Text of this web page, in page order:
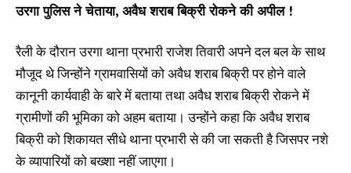
उरगा पुलिस ने चेताया, अवैध शराब बिक्री रोकने की अपील !
रैली के दौरान उरगा थाना प्रभारी राजेश तिवारी अपने दल बल के साथ
मौजूद थे जिन्होंने ग्रामवासियों को अवैध शराब बिक्री पर होने वाले
कानूनी कार्यवाही के बारे में बताया तथा अवैध शराब बिक्री रोकने में
ग्रामीणों की भूमिका को अहम बताया। उन्होंने कहा कि अवैध शराब
बिक्री को शिकायत सीधे थाना प्रभारी से की जा सकती है जिसपर नशे
के व्यापारियों को बख्शा नहीं जाएगा।